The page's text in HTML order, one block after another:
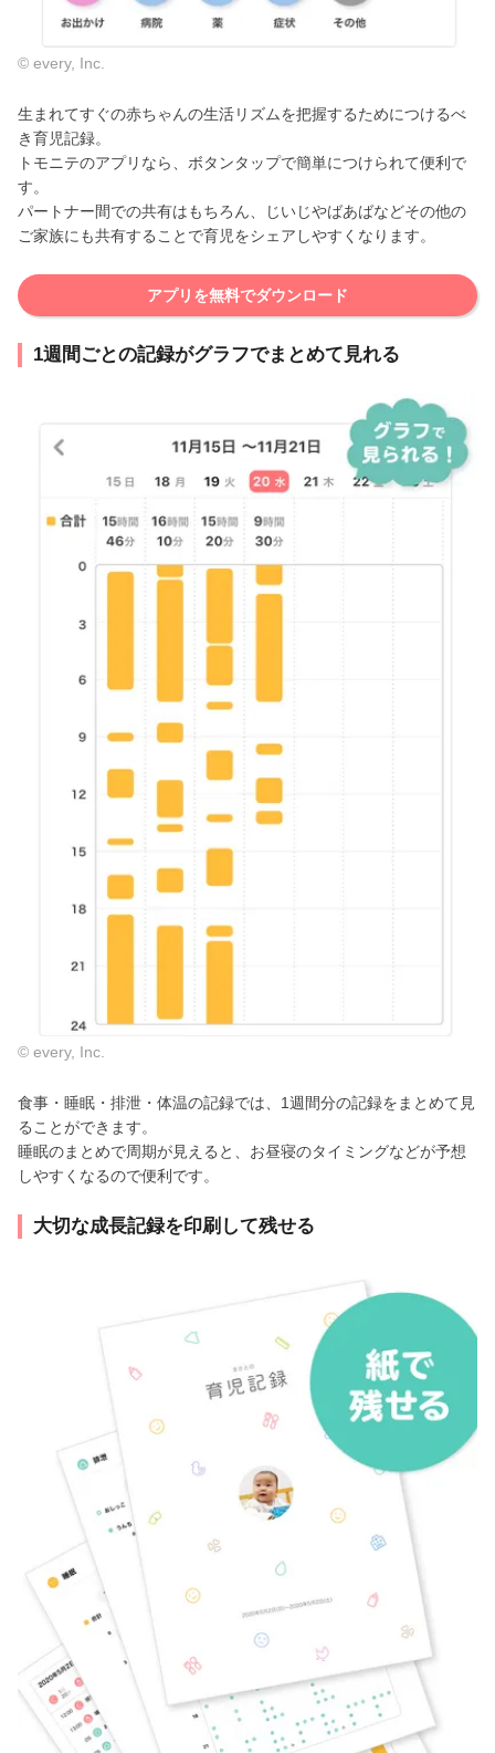
© every, Inc.
生まれてすぐの赤ちゃんの生活リズムを把握するためにつけるべ
き育児記録。
トモニテのアプリなら、ボタンタップで簡単につけられて便利で
す。
パートナー間での共有はもちろん、じいじやばあばなどその他の
ご家族にも共有することで育児をシェアしやすくなります。
アプリを無料でダウンロード
1週間ごとの記録がグラフでまとめて見れる
© every, Inc.
食事・睡眠・排泄・体温の記録では、1週間分の記録をまとめて見
ることができます。
睡眠のまとめで周期が見えると、お昼寝のタイミングなどが予想
しやすくなるので便利です。
大切な成長記録を印刷して残せる